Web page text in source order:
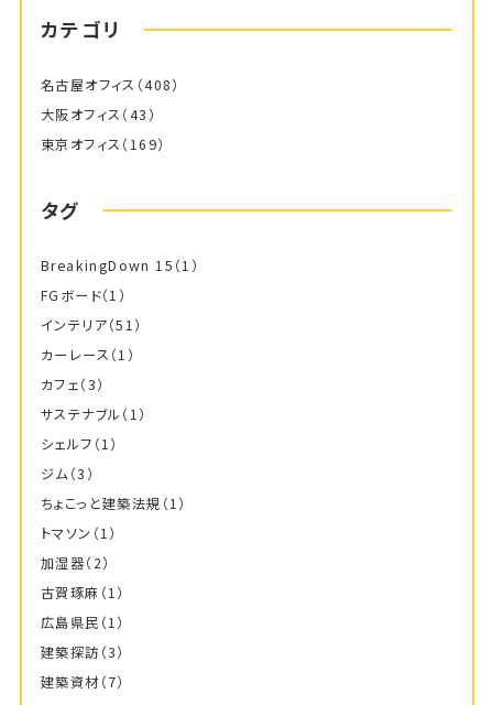
カテゴリ
名古屋オフィス （408）
大阪オフィス （43）
東京オフィス （169）
タグ
BreakingDown 15 （1）
FGボード（1）
インテリア（51）
カーレース （1）
カフェ（3）
サステナブル （1）
シェルフ （1）
ジム （3）
ちょこっと建築法規 （1）
トマソン （1）
加湿器（2）
古賀琢麻 （1）
広島県民 （1）
建築探訪 （3）
建築資材（7）